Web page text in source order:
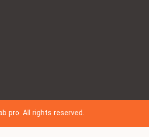
pro. All rights reserved.